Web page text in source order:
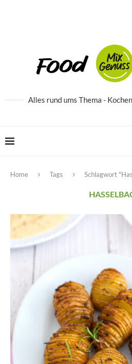
Alles rund ums Thema -
Home Tags Schlagwort